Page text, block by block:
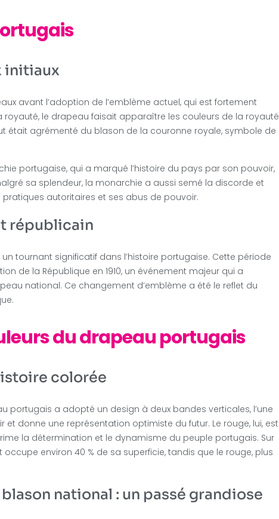
initiaux
avant l’adoption de l’emblème actuel, qui est fortement
royauté, le drapeau faisait apparaître les couleurs de la royauté
était agrémenté du blason de la couronne royale, symbole de
portugaise, qui a marqué l’histoire du pays par son pouvoir,
sa splendeur, la monarchie a aussi semé la discorde et
autoritaires et ses abus de pouvoir.
républicain
tournant significatif dans l’histoire portugaise. Cette période
de la République en 1910, un événement majeur qui a
national. Ce changement d’emblème a été le reflet du
du drapeau portugais
colorée
portugais a adopté un design à deux bandes verticales, l’une
et donne une représentation optimiste du futur. Le rouge, lui, est
la détermination et le dynamisme du peuple portugais. Sur
environ 40 % de sa superficie, tandis que le rouge, plus
national : un passé grandiose